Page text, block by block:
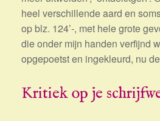
heel verschillende aard en
op blz. 124’-, met hele grote
die onder mijn handen verfijnd
opgepoetst en ingekleurd, nu
Kritiek op je